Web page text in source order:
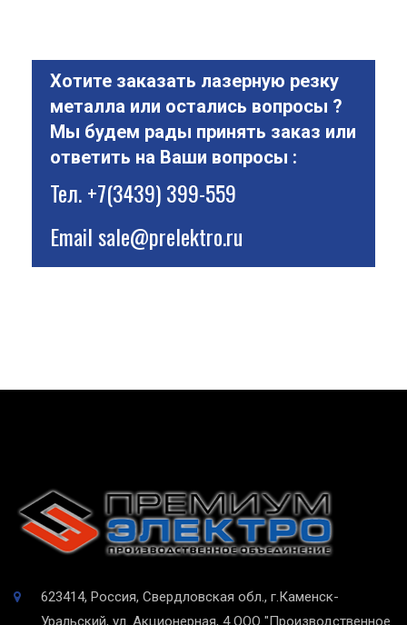
Хотите заказать лазерную резку
металла или остались вопросы ?
Мы будем рады принять заказ или
ответить на Ваши вопросы :
Тел.+7(3439) 399-559
Emailsale@prelektro.ru
623414, Россия, Свердловская обл., г.Каменск-
Уральский, ул. Акционерная, 4 ООО "Производственное